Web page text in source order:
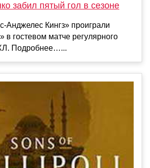
забил пятый гол в сезоне
Кингз» проиграли
в гостевом матче регулярного
Подробнее…...